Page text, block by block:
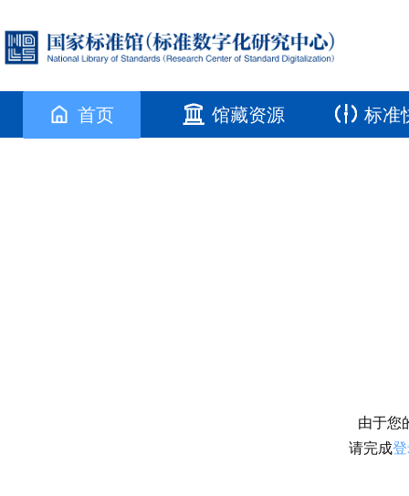
首页 馆藏资源 标准
由于您
请完成